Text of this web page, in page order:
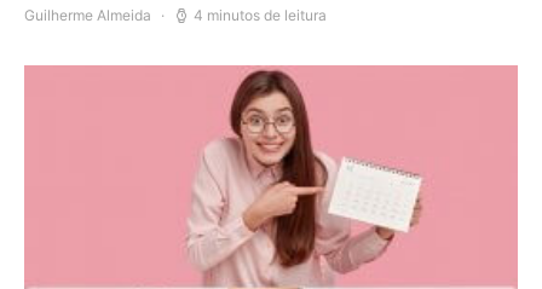
Guilherme Almeida 4 minutos de leitura